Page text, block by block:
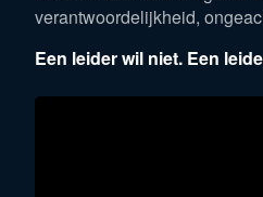
verantwoordelijkheid,
Een leider wil niet. Een